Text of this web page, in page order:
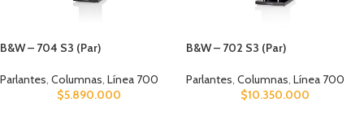
B&W – 704 S3 (Par)
Parlantes, Columnas, Línea 700
$5.890.000
B&W – 702 S3 (Par)
Parlantes, Columnas, Línea 700
$10.350.000